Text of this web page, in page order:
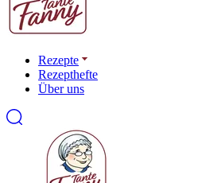
Rezepte
Rezepthefte
Über uns